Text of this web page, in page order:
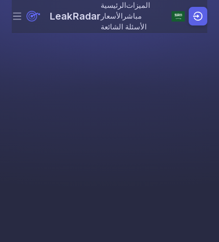
Skip to content
Menu LeakRadar
الرئيسيةالميزات
الأسعار مباشر
الأسئلة الشائعة